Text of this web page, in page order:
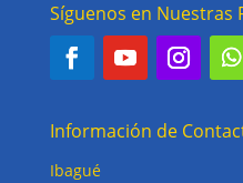
Síguenos en Nuestras
Información de
Ibagué